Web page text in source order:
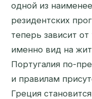
одной из
резидентских
теперь зависит
именно вид на
Португалия по-
и правилам
Греция